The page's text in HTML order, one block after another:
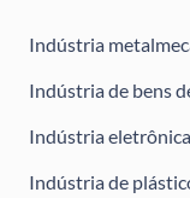
Indústria
Indústria de bens
Indústria eletrônica
Indústria de